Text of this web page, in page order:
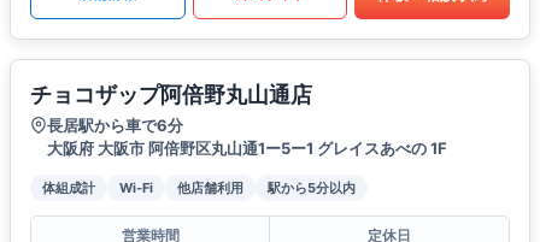
チョコザップ阿倍野丸山通店
長居駅から車で6分
大阪府 大阪市 阿倍野区丸山通1ー5ー1 グレイスあべの 1F
体組成計 Wi-Fi 他店舗利用 駅から5分以内
営業時間
定休日